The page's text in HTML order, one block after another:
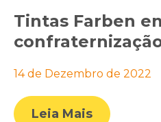
Tintas Farben
14 de Dezembro de 2022
Leia Mais